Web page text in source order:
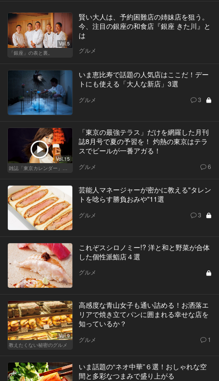
Vol.5
「銀座」の表と裏。
賢い大人は、予約困難店の姉妹店を狙う。
今、注目の銀座の和食店『銀座 きた川』と
は
グルメ
いま恵比寿で話題の人気店はここだ！デー
トにも使える「大人な新店」3選
グルメ 3
Vol.15
「東京の最強テラス」だけを網羅した月刊
誌8月号で夏の予習を！ 灼熱の東京はテラ
スでビールが一番アガる！
グルメ 6
芸能人マネージャーが密かに教える"タレン
トを唸らす勝負おみや"11選
グルメ 3
これぞスシロノミー!? 洋と和と野菜が合体
した個性派鮨店４選
グルメ
Vol.9
教えたくない秘密のグルメ
高感度な青山女子も通い詰める！お洒落エ
リアで焼き立てパンに囲まれる幸せな店を
知っているか？
グルメ 1
いま話題の“ネオ中華”６選！おしゃれな空
間と多彩なつまみで盛り上がる